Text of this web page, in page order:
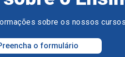
sobre os nossos
o formulário